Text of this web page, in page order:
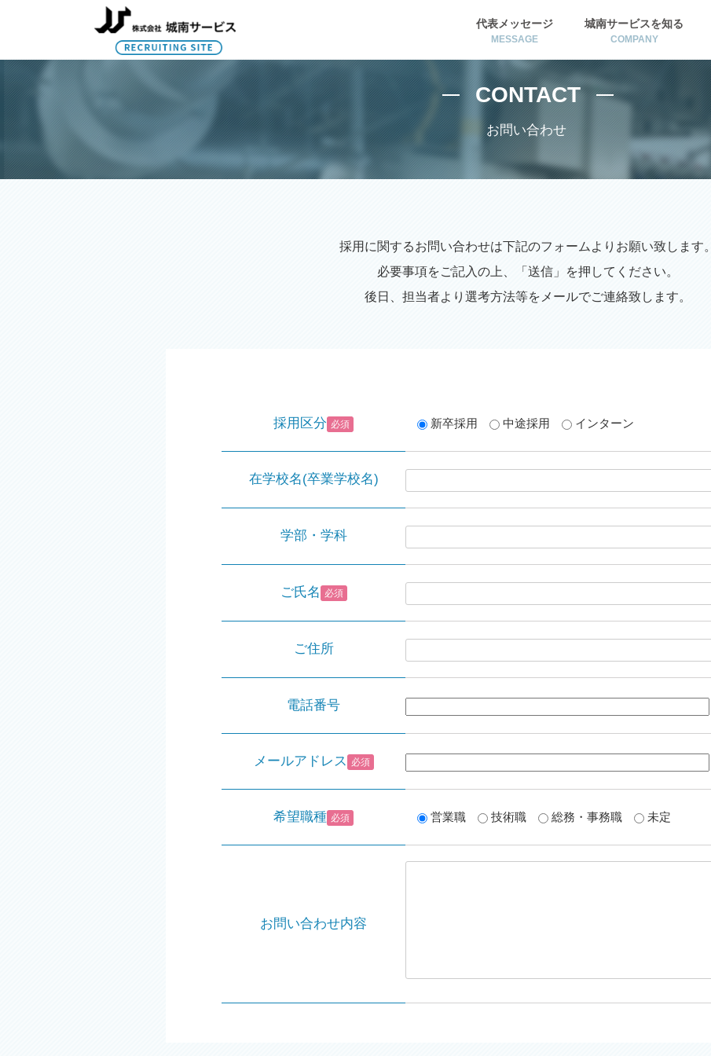
代表メッセージ
MESSAGE
城南サービスを知る
COMPANY
お問い合わせフォーム
CONTACT
お問い合わせ
採用に関するお問い合わせは下記のフォームよりお願い致します。
必要事項をご記入の上、「送信」を押してください。
後日、担当者より選考方法等をメールでご連絡致します。
採用区分 必須 新卒採用 中途採用 インターン
在学校名(卒業学校名)
学部・学科
ご氏名 必須
ご住所
電話番号
メールアドレス 必須
希望職種 必須 営業職 技術職 総務・事務職 未定
お問い合わせ内容